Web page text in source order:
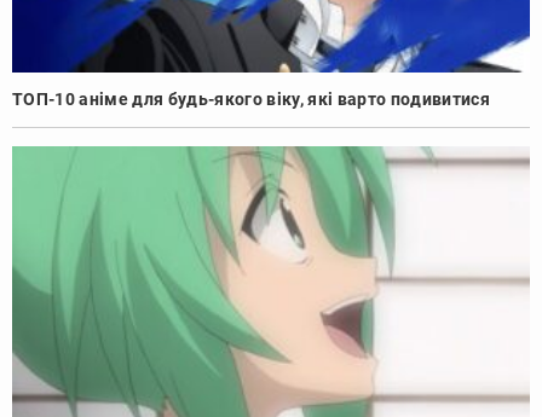
ТОП-10 аніме для будь-якого віку, які варто подивитися